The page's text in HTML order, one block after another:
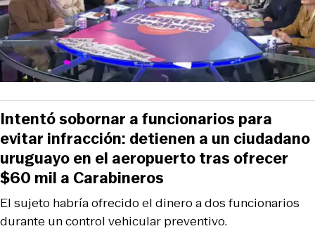
El sujeto habría ofrecido el dinero a dos funcionarios
durante un control vehicular preventivo.
Intentó sobornar a funcionarios para
evitar infracción: detienen a un ciudadano
uruguayo en el aeropuerto tras ofrecer
$60 mil a Carabineros